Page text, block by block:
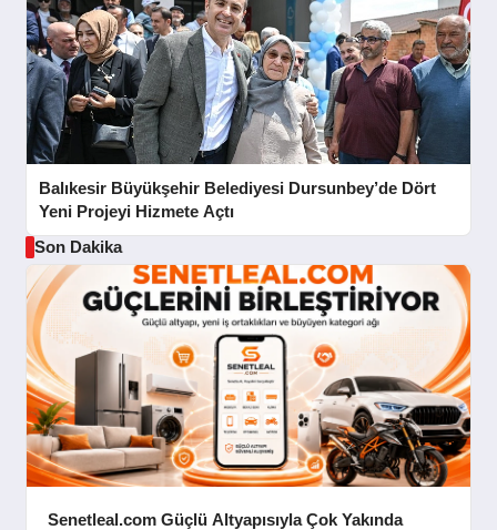
Balıkesir Büyükşehir Belediyesi Dursunbey’de Dört
Yeni Projeyi Hizmete Açtı
Son Dakika
Senetleal.com Güçlü Altyapısıyla Çok Yakında